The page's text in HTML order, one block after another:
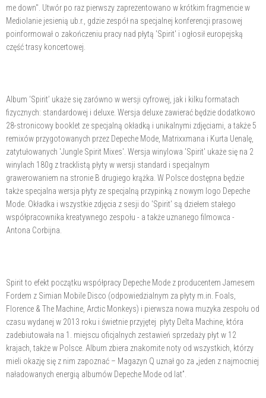
me down". Utwór po raz pierwszy zaprezentowano w krótkim fragmencie w
Mediolanie jesienią ub.r., gdzie zespół na specjalnej konferencji prasowej
poinformował o zakończeniu pracy nad płytą 'Spirit' i ogłosił europejską
część trasy koncertowej.
Album ‘Spirit’ ukaże się zarówno w wersji cyfrowej, jak i kilku formatach
fizycznych: standardowej i deluxe. Wersja deluxe zawierać będzie dodatkowo
28-stronicowy booklet ze specjalną okładką i unikalnymi zdjęciami, a także 5
remixów przygotowanych przez Depeche Mode, Matrixxmana i Kurta Uenalę,
zatytułowanych 'Jungle Spirit Mixes'. Wersja winylowa 'Spirit' ukaże się na 2
winylach 180g z tracklistą płyty w wersji standard i specjalnym
grawerowaniem na stronie B drugiego krążka. W Polsce dostępna będzie
także specjalna wersja płyty ze specjalną przypinką z nowym logo Depeche
Mode. Okładka i wszystkie zdjęcia z sesji do 'Spirit' są dziełem stałego
współpracownika kreatywnego zespołu - a także uznanego filmowca -
Antona Corbijna.
Spirit to efekt początku współpracy Depeche Mode z producentem Jamesem
Fordem z Simian Mobile Disco (odpowiedzialnym za płyty m.in. Foals,
Florence & The Machine, Arctic Monkeys) i pierwsza nowa muzyka zespołu od
czasu wydanej w 2013 roku i świetnie przyjętej płyty Delta Machine, która
zadebiutowała na 1. miejscu oficjalnych zestawień sprzedaży płyt w 12
krajach, także w Polsce. Album zbiera znakomite noty od wszystkich, którzy
mieli okazję się z nim zapoznać – Magazyn Q uznał go za „jeden z najmocniej
naładowanych energią albumów Depeche Mode od lat”.